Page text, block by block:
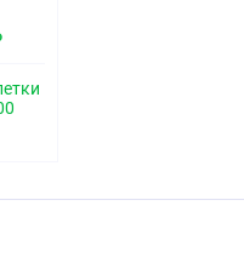
и
и их выход
стенки
первичного тромба и
фибриногена в